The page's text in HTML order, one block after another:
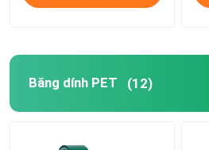
Địa chỉ liên hệ
Băng dính PET (12)